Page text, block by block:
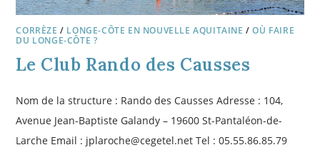
CORRÈZE / LONGE-CÔTE EN NOUVELLE AQUITAINE /OÙ FAIRE
DU LONGE-CÔTE ?
Le Club Rando des Causses
Nom de la structure : Rando des Causses Adresse : 104,
Avenue Jean-Baptiste Galandy – 19600 St-Pantaléon-de-
Larche Email : jplaroche@cegetel.net Tel : 05.55.86.85.79